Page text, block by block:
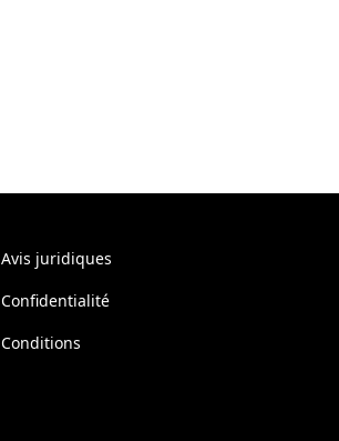
Avis juridiques
Confidentialité
Conditions